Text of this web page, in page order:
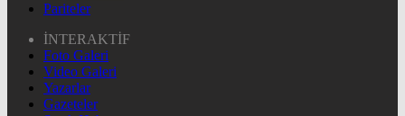
Pariteler
İNTERAKTİF
Foto Galeri
Video Galeri
Yazarlar
Gazeteler